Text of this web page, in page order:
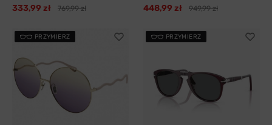
333,99 zł 769,99 zł 448,99 zł 949,99 zł
PRZYMIERZ PRZYMIERZ